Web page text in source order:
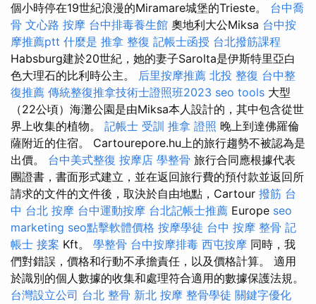
個小時停在19世紀浪漫的Miramare城堡的Trieste。 台中喬
骨 文心路 按摩 台中排毒養生館 奧地利大公Miksa 台中按
摩推薦ptt 什麼是 推拿 整復 記帳士函授 台北撥筋課程
Habsburg建於20世紀，她的妻子Sarolta是伊斯特里亞白
色大理石的比利時公主。 后里按摩推薦 北投 整復 台中整
復推薦 傳統整復推拿技術士證照班2023 seo tools 大型
（22公頃）海灘公園是由Miksa本人設計的，其中包含從世
界上收集的植物。 記帳士 受訓 推拿 證照 晚上到達佛羅倫
薩附近的住宿。 Cartourepore.hu上的旅行趨勢不被認為是
出價。 台中美式整復 按摩店 學整骨 旅行合同應根據代表
團證書，書面形式建立，並在返回旅行費的預付款並返回所
請求的文件的文件後，取決於自由地點，Cartour 撥筋 台
中 台北 按摩 台中運動按摩 台北記帳士推薦 Europe seo
marketing seo點擊軟體價格 按摩學徒 台中 按摩 整骨 記
帳士 接案 Kft。 學整骨 台中按摩排毒 西屯按摩 同時，我
們對錯誤，價格和行動不承擔責任，以及價格計算。 適用
於識別的個人數據的收集和處理符合適用的數據保護法規。
台灣設立公司 台北 整骨 新北 按摩 整骨學徒 關鍵字優化